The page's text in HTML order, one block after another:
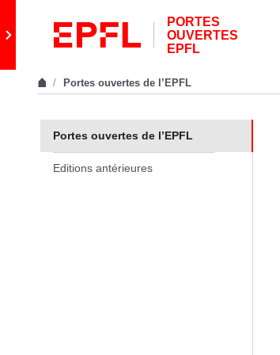
Retour au site principal
PORTES
OUVERTES
EPFL
Portes ouvertes de l’EPFL
In the same section
Portes ouvertes de l’EPFL
Editions antérieures